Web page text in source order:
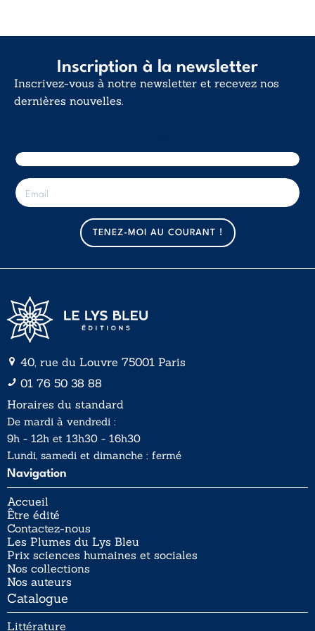
Inscription à la newsletter
Inscrivez-vous à notre newsletter et recevez nos
dernières nouvelles.
E
-
m
TENEZ-MOI AU COURANT !
40, rue du Louvre 75001 Paris
01 76 50 38 88
Horaires du standard
De mardi à vendredi :
9h - 12h et 13h30 - 16h30
Lundi, samedi et dimanche : fermé
Navigation
Accueil
Être édité
Contactez-nous
Les Plumes du Lys Bleu
Prix sciences humaines et sociales
Nos collections
Nos auteurs
Catalogue
Littérature